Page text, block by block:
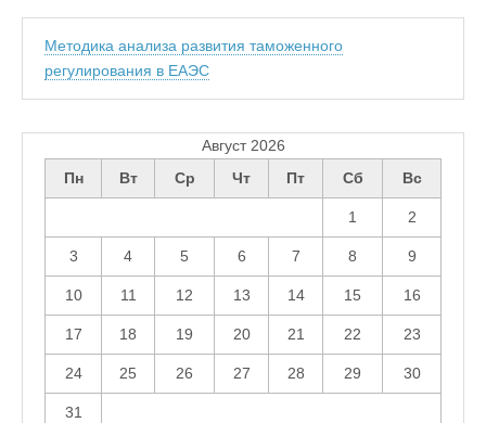
Методика анализа развития таможенного
регулирования в ЕАЭС
Август 2026
Пн
Вт Ср Чт Пт Сб Вс
1 2
3 4 5 6 7 8 9
10 11 12 13 14 15 16
17 18 19 20 21 22 23
24 25 26 27 28 29 30
31